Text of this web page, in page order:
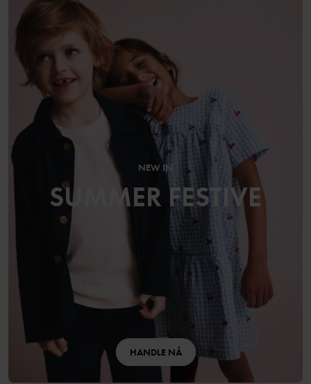
NEW IN
SUMMER FESTIVE
HANDLE NÅ